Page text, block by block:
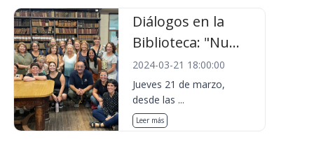
Diálogos en la
Biblioteca: "Nu...
2024-03-21 18:00:00
Jueves 21 de marzo,
desde las ...
Leer más